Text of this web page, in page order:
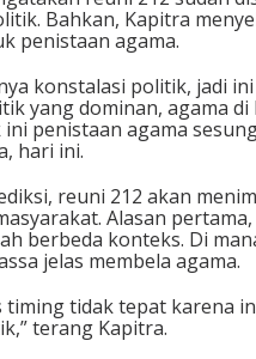
Bahkan, Kapitra
penistaan agama.
konstalasi politik, jadi ini
yang dominan, agama di
penistaan agama
hari ini.
reuni 212 akan
Alasan
berbeda konteks. Di
jelas membela agama.
timing tidak tepat karena
terang Kapitra.